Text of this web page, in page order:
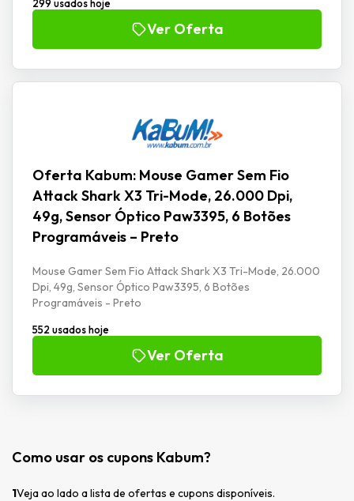
299 usados hoje
Ver Oferta
Oferta Kabum: Mouse Gamer Sem Fio
Attack Shark X3 Tri-Mode, 26.000 Dpi,
49g, Sensor Óptico Paw3395, 6 Botões
Programáveis – Preto
Mouse Gamer Sem Fio Attack Shark X3 Tri-Mode, 26.000
Dpi, 49g, Sensor Óptico Paw3395, 6 Botões
Programáveis - Preto
552 usados hoje
Ver Oferta
Como usar os cupons Kabum?
1Veja ao lado a lista de ofertas e cupons disponíveis.